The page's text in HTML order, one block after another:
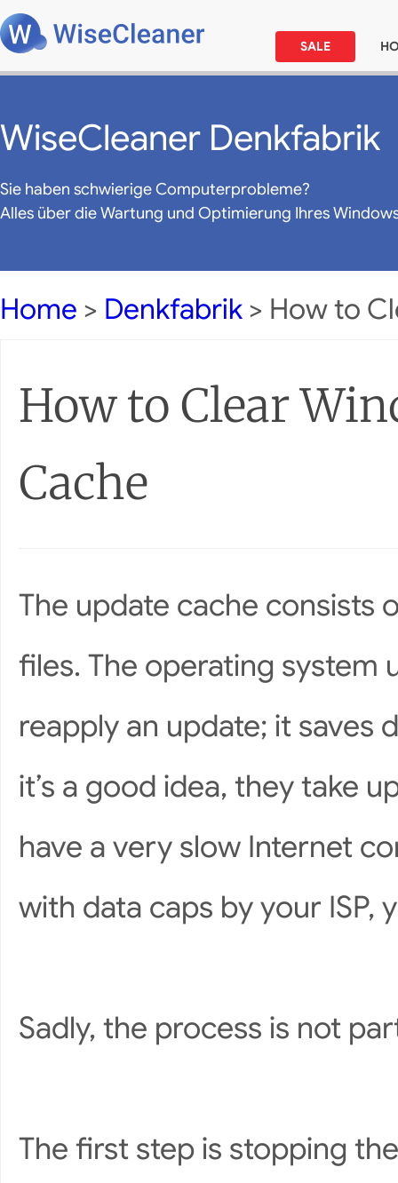
SALE
WiseCleaner Denkfabrik
Sie haben schwierige Computerprobleme?
Alles über die Wartung und Optimierung Ihres
Home > Denkfabrik > How to
How to Clear
Cache
The update cache consists
files. The operating system
reapply an update; it saves
it’s a good idea, they take
have a very slow Internet
with data caps by your ISP,
Sadly, the process is not
The first step is stopping